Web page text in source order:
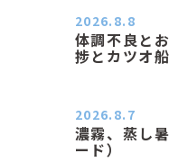
体調不良と
捗とカツオ
2026.8.8
濃霧、蒸し
ード）
2026.8.7